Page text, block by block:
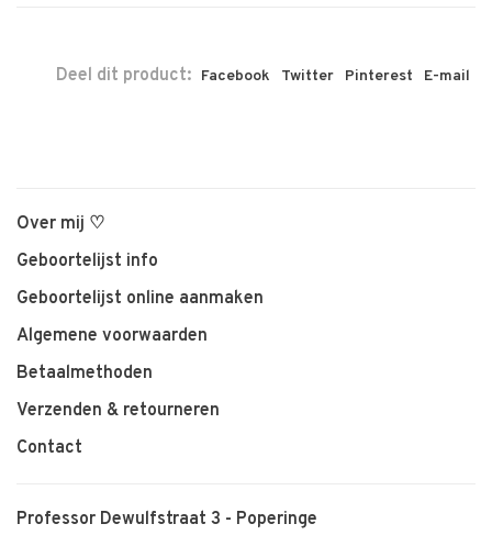
Deel dit product: Facebook Twitter Pinterest E-mail
Over mij ♡
Geboortelijst info
Geboortelijst online aanmaken
Algemene voorwaarden
Betaalmethoden
Verzenden & retourneren
Contact
Professor Dewulfstraat 3 - Poperinge